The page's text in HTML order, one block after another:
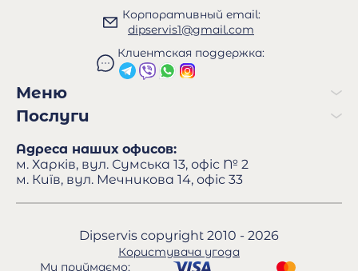
Корпоративный email:
dipservis1@gmail.com
Клиентская поддержка:
Меню
Послуги
Адреса наших офисов:
м. Харків, вул. Сумська 13, офіс № 2
м. Київ, вул. Мечникова 14, офіс 33
Dipservis copyright 2010 - 2026
Користувача угода
Ми приймаємо: